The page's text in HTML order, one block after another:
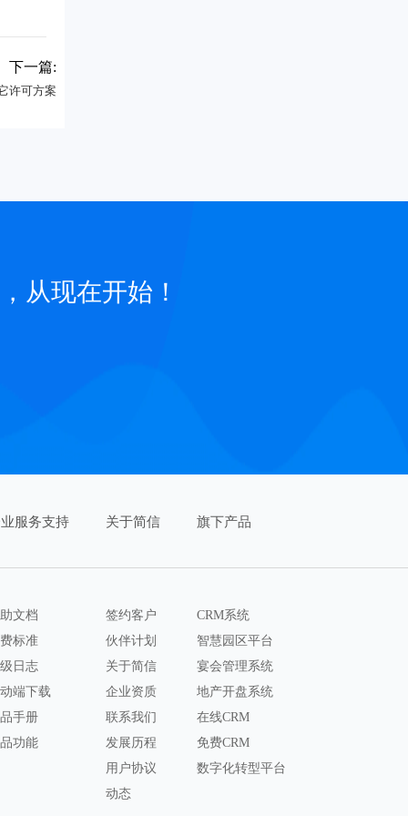
下一篇:
许可方案
从现在开始！
服务支持
文档
标准
日志
端下载
手册
功能
关于简信
签约客户
伙伴计划
关于简信
企业资质
联系我们
发展历程
用户协议
动态
旗下产品
CRM系统
智慧园区平台
宴会管理系统
地产开盘系统
在线CRM
免费CRM
数字化转型平台